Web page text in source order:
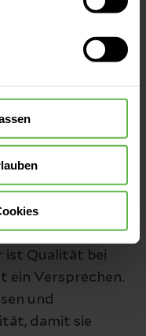
ist Qualität bei
ein Versprechen.
und
damit sie